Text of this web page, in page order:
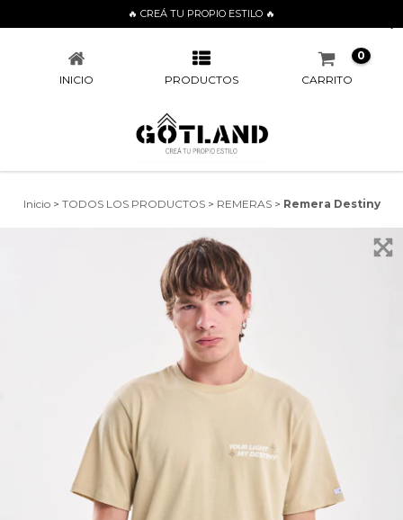
🔥 CREÁ TU PROPIO ESTILO 🔥
REMERA DESTINY
INICIO PRODUCTOS CARRITO
0
Inicio > TODOS LOS PRODUCTOS > REMERAS > Remera Destiny